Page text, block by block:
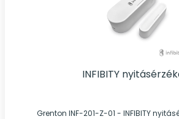
INFIBITY
Grenton INF-201-Z-01 - INFIBITY